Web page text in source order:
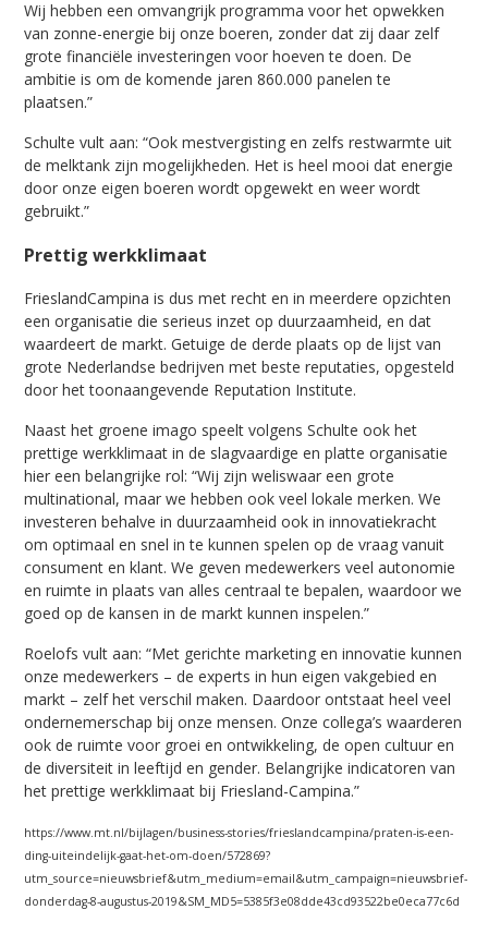
Wij hebben een omvangrijk programma voor het opwekken
van zonne-energie bij onze boeren, zonder dat zij daar zelf
grote financiële investeringen voor hoeven te doen. De
ambitie is om de komende jaren 860.000 panelen te
plaatsen.”
Schulte vult aan: “Ook mestvergisting en zelfs restwarmte uit
de melktank zijn mogelijkheden. Het is heel mooi dat energie
door onze eigen boeren wordt opgewekt en weer wordt
gebruikt.”
Prettig werkklimaat
FrieslandCampina is dus met recht en in meerdere opzichten
een organisatie die serieus inzet op duurzaamheid, en dat
waardeert de markt. Getuige de derde plaats op de lijst van
grote Nederlandse bedrijven met beste reputaties, opgesteld
door het toonaangevende Reputation Institute.
Naast het groene imago speelt volgens Schulte ook het
prettige werkklimaat in de slagvaardige en platte organisatie
hier een belangrijke rol: “Wij zijn weliswaar een grote
multinational, maar we hebben ook veel lokale merken. We
investeren behalve in duurzaamheid ook in innovatiekracht
om optimaal en snel in te kunnen spelen op de vraag vanuit
consument en klant. We geven medewerkers veel autonomie
en ruimte in plaats van alles centraal te bepalen, waardoor we
goed op de kansen in de markt kunnen inspelen.”
Roelofs vult aan: “Met gerichte marketing en innovatie kunnen
onze medewerkers – de experts in hun eigen vakgebied en
markt – zelf het verschil maken. Daardoor ontstaat heel veel
ondernemerschap bij onze mensen. Onze collega’s waarderen
ook de ruimte voor groei en ontwikkeling, de open cultuur en
de diversiteit in leeftijd en gender. Belangrijke indicatoren van
het prettige werkklimaat bij Friesland-Campina.”
https://www.mt.nl/bijlagen/business-stories/frieslandcampina/praten-is-een-
ding-uiteindelijk-gaat-het-om-doen/572869?
utm_source=nieuwsbrief&utm_medium=email&utm_campaign=nieuwsbrief-
donderdag-8-augustus-2019&SM_MD5=5385f3e08dde43cd93522be0eca77c6d